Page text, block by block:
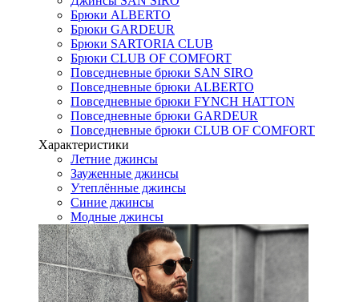
Брюки ALBERTO
Брюки GARDEUR
Брюки SARTORIA CLUB
Брюки CLUB OF COMFORT
Повседневные брюки SAN SIRO
Повседневные брюки ALBERTO
Повседневные брюки FYNCH HATTON
Повседневные брюки GARDEUR
Повседневные брюки CLUB OF COMFORT
Характеристики
Летние джинсы
Зауженные джинсы
Утеплённые джинсы
Синие джинсы
Модные джинсы